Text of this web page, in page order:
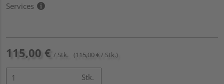
Services
115,00 € / Stk. (115,00 € / Stk.)
Stk.